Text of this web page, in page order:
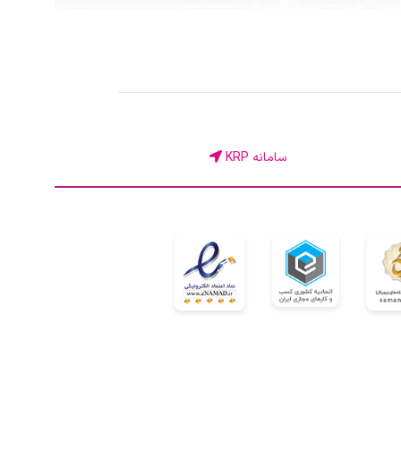
سامانه KRP